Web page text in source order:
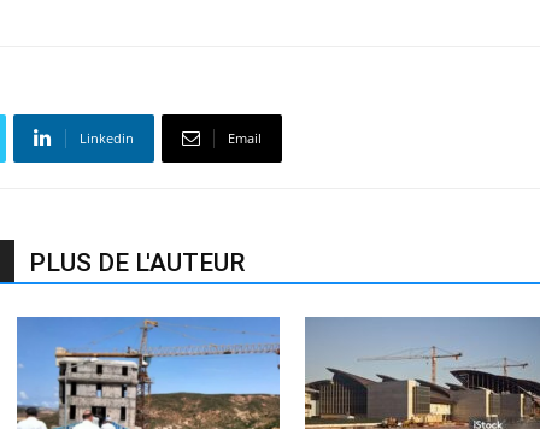
Linkedin Email
PLUS DE L'AUTEUR